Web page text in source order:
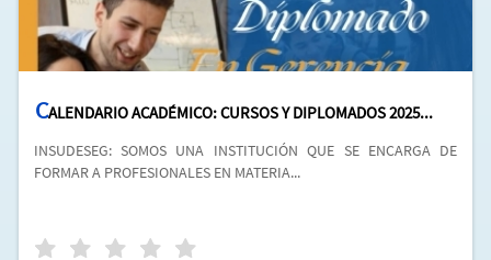
CALENDARIO ACADÉMICO: CURSOS Y DIPLOMADOS 2025...
INSUDESEG: SOMOS UNA INSTITUCIÓN QUE SE ENCARGA DE
FORMAR A PROFESIONALES EN MATERIA...